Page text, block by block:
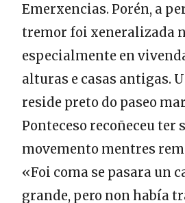
Emerxencias. Porén, a
tremor foi xeneralizada
especialmente en
alturas e casas antigas.
reside preto do paseo
Ponteceso recoñeceu ter
movemento mentres
«Foi coma se pasara un
grande, pero non había